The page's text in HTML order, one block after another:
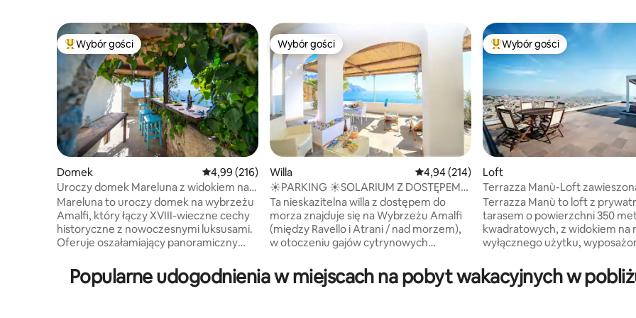
Najpopularniejsze z kategorii Wybór gości
Wybór gości
Domek Średnia ocena: 4,99 na 5, liczba recenzji: 216
4,99 (216)
Uroczy domek Mareluna z widokiem na
Capri
Mareluna to uroczy domek na wybrzeżu
Amalfi, który łączy XVIII-wieczne cechy
historyczne z nowoczesnymi luksusami.
Oferuje oszałamiający panoramiczny
detalami, takimi jak kasztanowe belki,
tradycyjne płytki i nowoczesne
Wybór gości
Wybór gości
Willa Średnia ocena: 4,94 na 5, liczba recenzji: 214
4,94 (214)
☀️PARKING ☀️SOLARIUM Z DOSTĘPEM
DO MORZA ☀️ RAVELLO NAD MORZEM
Ta nieskazitelna willa z dostępem do
morza znajduje się na Wybrzeżu Amalfi
(między Ravello i Atrani / nad morzem),
w otoczeniu gajów cytrynowych
solarium i bezpośrednim dostępem do
morza. Może pomieścić 3 gości. Parking
Najpopularniejsze z kategorii
Wybór gości
Loft
Terrazza Manù-Loft
miastem-Vomero
Terrazza Manù to loft z
tarasem o powierzchni 350
kwadratowych, z widokiem na
wyłącznego użytku,
do pizzy, markizę z telewizorem
zewnątrz i z niezwykłym
Popularne udogodnienia w miejscach na pobyt wakacyjnych w